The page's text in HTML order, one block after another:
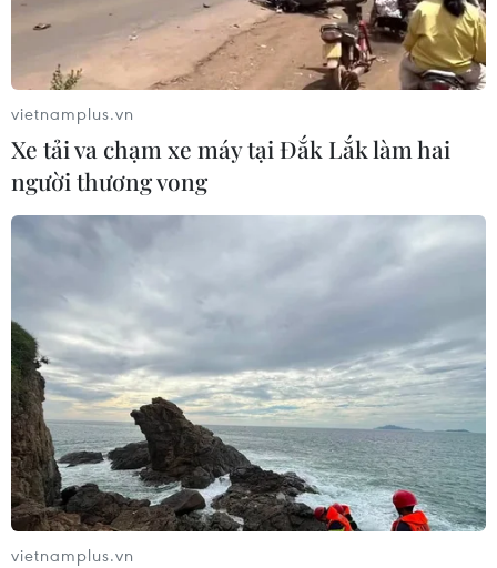
vietnamplus.vn
Xe tải va chạm xe máy tại Đắk Lắk làm hai
người thương vong
vietnamplus.vn